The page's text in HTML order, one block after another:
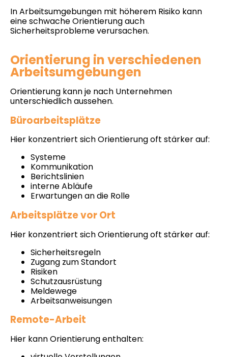
In Arbeitsumgebungen mit höherem Risiko kann
eine schwache Orientierung auch
Sicherheitsprobleme verursachen.
Orientierung in verschiedenen
Arbeitsumgebungen
Orientierung kann je nach Unternehmen
unterschiedlich aussehen.
Büroarbeitsplätze
Hier konzentriert sich Orientierung oft stärker auf:
Systeme
Kommunikation
Berichtslinien
interne Abläufe
Erwartungen an die Rolle
Arbeitsplätze vor Ort
Hier konzentriert sich Orientierung oft stärker auf:
Sicherheitsregeln
Zugang zum Standort
Risiken
Schutzausrüstung
Meldewege
Arbeitsanweisungen
Remote-Arbeit
Hier kann Orientierung enthalten: